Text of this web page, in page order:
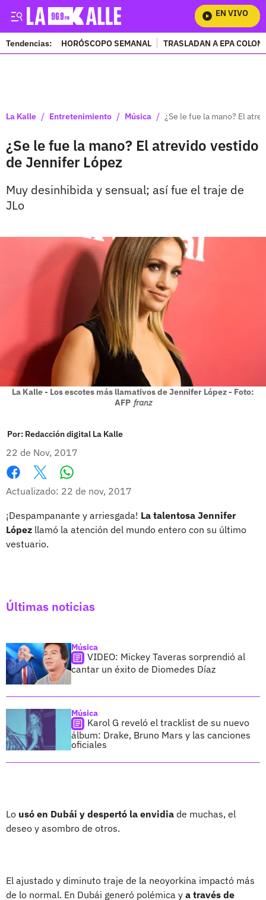
EN VIVO
Tendencias: HORÓSCOPO SEMANAL TRASLADAN A EPA
La Kalle / Entretenimiento / Música / ¿Se le fue la mano? El
¿Se le fue la mano? El atrevido vestido
de Jennifer López
Muy desinhibida y sensual; así fue el traje de
JLo
La Kalle - Los escotes más llamativos de Jennifer López - Foto:
AFP franz
Por: Redacción digital La Kalle
22 de Nov, 2017
Facebook
X
Actualizado: 22 de nov, 2017
¡Despampanante y arriesgada! La talentosa Jennifer
López llamó la atención del mundo entero con su último
vestuario.
Últimas noticias
Música
VIDEO: Mickey Taveras sorprendió al
cantar un éxito de Diomedes Díaz
Música
Karol G reveló el tracklist de su nuevo
álbum: Drake, Bruno Mars y las canciones
oficiales
Lo usó en Dubái y despertó la envidia de muchas, el
deseo y asombro de otros.
El ajustado y diminuto traje de la neoyorkina impactó más
de lo normal. En Dubái generó polémica y a través de